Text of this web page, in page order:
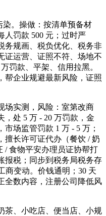
。操做：按清单预备材
人罚款 500 元；过时严
务规画、税负优化、税务非
证运营、证照不符、场地不
罚款、平架、信用拉黑。
帮企业规避最新风险，证照
实测，风险：室第改商
，处 5 万 - 20 万罚款，金
场监管罚款 1 万 - 5 万；
擅长许可证代办（餐饮 / 奶
/ 食物平安办理员证协帮打
报税；同步到税务局税务存
商变动。价钱通明；30 天
全数内容，注册公司降低风
、小吃店、便当店、小规